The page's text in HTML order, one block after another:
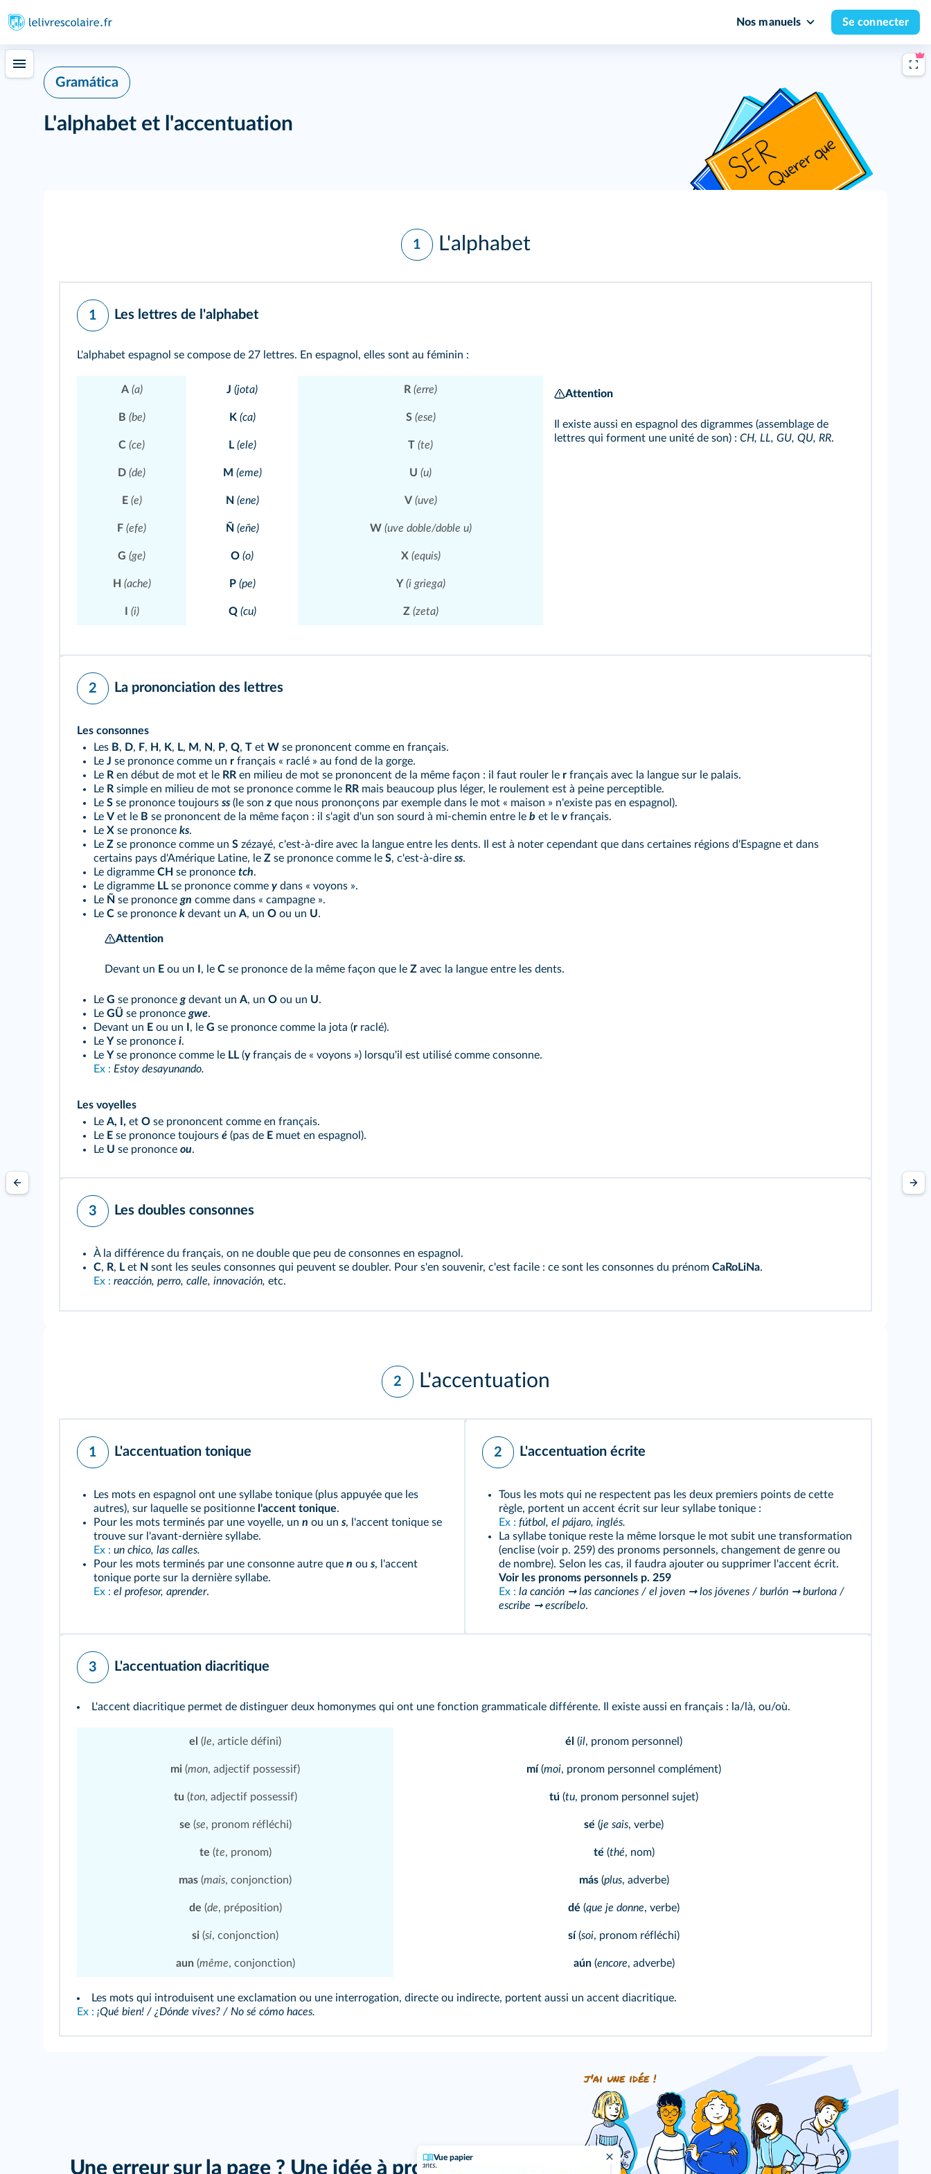
Nos manuels Se connecter
Vue papier
Gramática
L'alphabet et l'accentuation
1 L'alphabet
1 Les lettres de l'alphabet
L'alphabet espagnol se compose de 27 lettres. En espagnol, elles sont au féminin :
A (a) J (jota) R (erre)
B (be) K (ca) S (ese)
C (ce) L (ele) T (te)
D (de) M (eme) U (u)
E (e) N (ene) V (uve)
F (efe) Ñ (eñe) W (uve doble/doble u)
G (ge) O (o) X (equis)
H (ache) P (pe) Y (i griega)
(i) Q (cu) Z (zeta)
Attention
Il existe aussi en espagnol des digrammes (assemblage de
lettres qui forment une unité de son) :CH, LL, GU, QU, RR.
2 La prononciation des lettres
Les consonnes
Les B, D, F, H , K, L, M , N, P, Q, T et W se prononcent comme en français.
Le J se prononce comme un r français « raclé » au fond de la gorge.
Le R en début de mot et le RR en milieu de mot se prononcent de la même façon : il faut rouler le r français avec la langue sur le palais.
Le R simple en milieu de mot se prononce comme le RR mais beaucoup plus léger, le roulement est à peine perceptible.
Le S se prononce toujours ss (le son z que nous prononçons par exemple dans le mot « maison » n'existe pas en espagnol).
Le V et le B se prononcent de la même façon : il s'agit d'un son sourd à mi-chemin entre le b et le v français.
Le X se prononce ks.
Le Z se prononce comme un S zézayé, c'est-à-dire avec la langue entre les dents. Il est à noter cependant que dans certaines régions d'Espagne et dans
certains pays d'Amérique Latine, le Z se prononce comme le S, c'est-à-dire ss.
Le digramme CH se prononce tch.
Le digramme LL se prononce comme y dans « voyons ».
Le Ñ se prononce gn comme dans « campagne ».
Le C se prononce k devant un A, un O ou un U.
Attention
Devant un E ou un , le C se prononce de la même façon que le Z avec la langue entre les dents.
Le G se prononce gdevant un A, un O ou un U.
Le GÜ se prononce gwe.
Devant un E ou un , le G se prononce comme la jota (r raclé).
Le Y se prononce i.
Le Y se prononce comme le LL (yfrançais de « voyons ») lorsqu'il est utilisé comme consonne.
Ex : Estoy desayunando.
Les voyelles
Le A, I, et O se prononcent comme en français.
Le E se prononce toujours é (pas de E muet en espagnol).
Le U se prononce ou.
3 Les doubles consonnes
À la différence du français, on ne double que peu de consonnes en espagnol.
C, R, L et N sont les seules consonnes qui peuvent se doubler. Pour s'en souvenir, c'est facile : ce sont les consonnes du prénom CaRoLiNa.
Ex : reacción, perro, calle, innovación, etc.
2 L'accentuation
1 L'accentuation tonique
Les mots en espagnol ont une syllabe tonique (plus appuyée que les
autres), sur laquelle se positionne l'accent tonique.
Pour les mots terminés par une voyelle, un n ou un s, l'accent tonique se
trouve sur l'avant-dernière syllabe.
Ex : un chico, las calles.
Pour les mots terminés par une consonne autre que n ou s, l'accent
tonique porte sur la dernière syllabe.
Ex : el profesor, aprender.
2 L'accentuation écrite
Tous les mots qui ne respectent pas les deux premiers points de cette
règle, portent un accent écrit sur leur syllabe tonique :
Ex : fútbol, el pájaro, inglés.
La syllabe tonique reste la même lorsque le mot subit une transformation
(enclise (voir p. 259) des pronoms personnels, changement de genre ou
de nombre). Selon les cas, il faudra ajouter ou supprimer l'accent écrit.
Voir les pronoms personnels p. 259
Ex : la canción ➞ las canciones / el joven ➞ los jóvenes / burlón ➞ burlona /
escribe ➞ escríbelo.
3 L'accentuation diacritique
L'accent diacritique permet de distinguer deux homonymes qui ont une fonction grammaticale différente. Il existe aussi en français : la/là, ou/où.
el (le, article défini) él (il, pronom personnel)
mi (mon, adjectif possessif) mí (moi, pronom personnel complément)
tu (ton, adjectif possessif) tu ́ (tu, pronom personnel sujet)
se (se, pronom réfléchi) se ́ (je sais, verbe)
te (te, pronom) te ́ (thé, nom)
mas (mais, conjonction) más(plus, adverbe)
de (de, préposition) dé (que je donne, verbe)
si (si, conjonction) sí (soi, pronom réfléchi)
aun (même, conjonction) aún(encore, adverbe)
Les mots qui introduisent une exclamation ou une interrogation, directe ou indirecte, portent aussi un accent diacritique.
Ex : ¡Qué bien! / ¿Dónde vives? / No sé cómo haces.
Une erreur sur la page ? Une idée à proposer ?
j'ai une idée !